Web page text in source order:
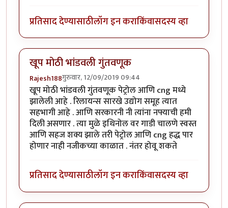
प्रतिसाद देण्यासाठीलॉग इन कराकिंवासदस्य व्हा
खूप मोठी भांडवली गुंतवणूक
Rajesh188गुरुवार, 12/09/2019 09:44
खूप मोठी भांडवली गुंतवणूक पेट्रोल आणि cng मध्ये
झालेली आहे . रिलायन्स सारखे उद्योग समूह त्यात
सहभागी आहे . आणि सरकारनी नी त्यांना नफ्याची हमी
दिली असणार . त्या मुळे इथिनोल वर गाडी चालणे स्वस्त
आणि सहज शक्य झाले तरी पेट्रोल आणि cng हद्ध पार
होणार नाही नजीकच्या काळात . नंतर होवू शकते
प्रतिसाद देण्यासाठीलॉग इन कराकिंवासदस्य व्हा